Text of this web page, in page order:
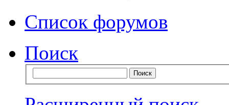
Список форумов
Поиск